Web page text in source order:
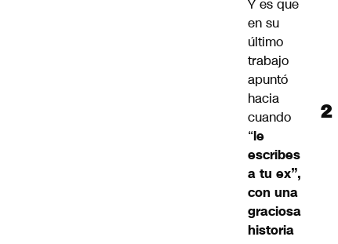
Y es que
en su
último
trabajo
apuntó
hacia
cuando
“le
escribes
a tu ex”,
con una
graciosa
historia